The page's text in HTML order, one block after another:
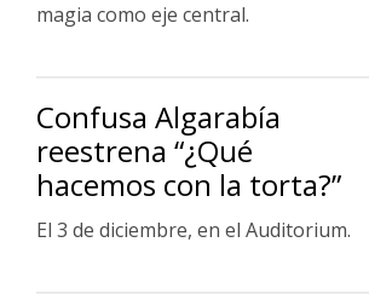
magia como eje central.
Confusa Algarabía
reestrena “¿Qué
hacemos con la torta?”
El 3 de diciembre, en el Auditorium.